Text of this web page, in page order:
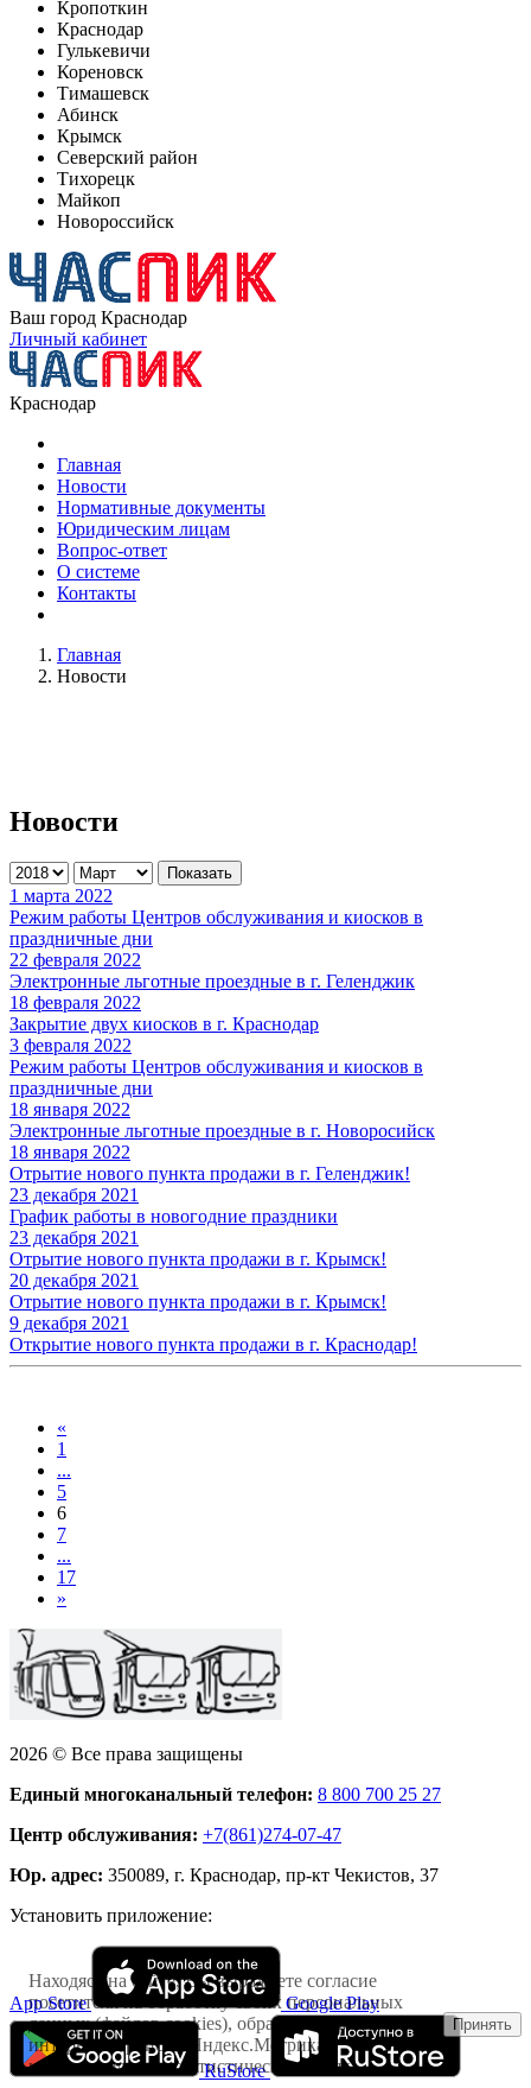
Кропоткин
Краснодар
Гулькевичи
Кореновск
Тимашевск
Абинск
Крымск
Северский район
Тихорецк
Майкоп
Новороссийск
Ваш город Краснодар
Личный кабинет
Краснодар
Главная
Новости
Нормативные документы
Юридическим лицам
Вопрос-ответ
О системе
Контакты
Главная
Новости
Новости
Показать
1 марта 2022
Режим работы Центров обслуживания и киосков в
праздничные дни
22 февраля 2022
Электронные льготные проездные в г. Геленджик
18 февраля 2022
Закрытие двух киосков в г. Краснодар
3 февраля 2022
Режим работы Центров обслуживания и киосков в
праздничные дни
18 января 2022
Электронные льготные проездные в г. Новоросийск
18 января 2022
Отрытие нового пункта продажи в г. Геленджик!
23 декабря 2021
График работы в новогодние праздники
23 декабря 2021
Отрытие нового пункта продажи в г. Крымск!
20 декабря 2021
Отрытие нового пункта продажи в г. Крымск!
9 декабря 2021
Открытие нового пункта продажи в г. Краснодар!
«
1
...
5
6
7
...
17
»
2026 © Все права защищены
Единый многоканальный телефон: 8 800 700 25 27
Центр обслуживания: +7(861)274-07-47
Юр. адрес: 350089, г. Краснодар, пр-кт Чекистов, 37
Установить приложение:
App Store Google Play
RuStore
Находясь на сайте, Вы выражаете согласие
посетителя на обработку своих персональных
данных (файлов cookies), обрабатываемых
интернет-сервисом Яндекс.Метрика
исключительно в статистических целях
Принять